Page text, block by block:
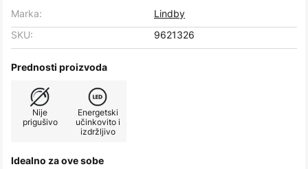
Marka:
Lindby
SKU:
9621326
Prednosti proizvoda
Nije
prigušivo
Energetski
učinkovito i
izdržljivo
Idealno za ove sobe